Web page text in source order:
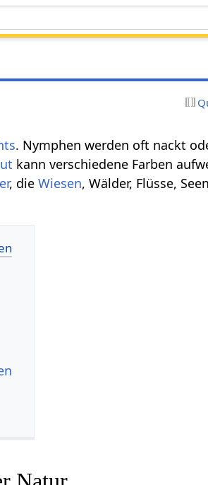
. Nymphen werden oft nackt
kann verschiedene Farben
, dieWiesen, Wälder, Flüsse,